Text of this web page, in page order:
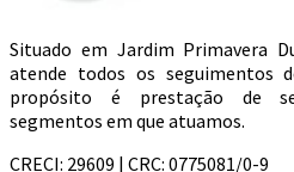
Situado em Jardim Primavera
atende todos os seguimentos
propósito é prestação de
segmentos em que atuamos.
CRECI: 29609 | CRC: 0775081/0-9